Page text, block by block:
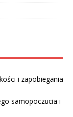
i zapobiegania
samopoczucia i